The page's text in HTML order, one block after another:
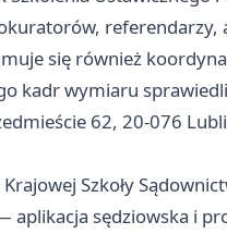
się również
kadr wymiaru
62, 20-076
Szkoły
aplikacja sędziowska i